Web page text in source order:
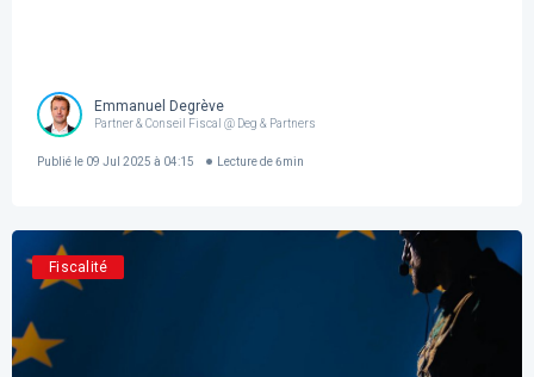
Emmanuel Degrève
Partner & Conseil Fiscal @ Deg & Partners
Publié le 09 Jul 2025 à 04:15 Lecture de 6min
Fiscalité